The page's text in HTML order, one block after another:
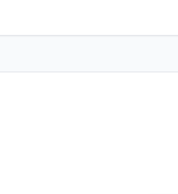
игрокам
физика и поведение